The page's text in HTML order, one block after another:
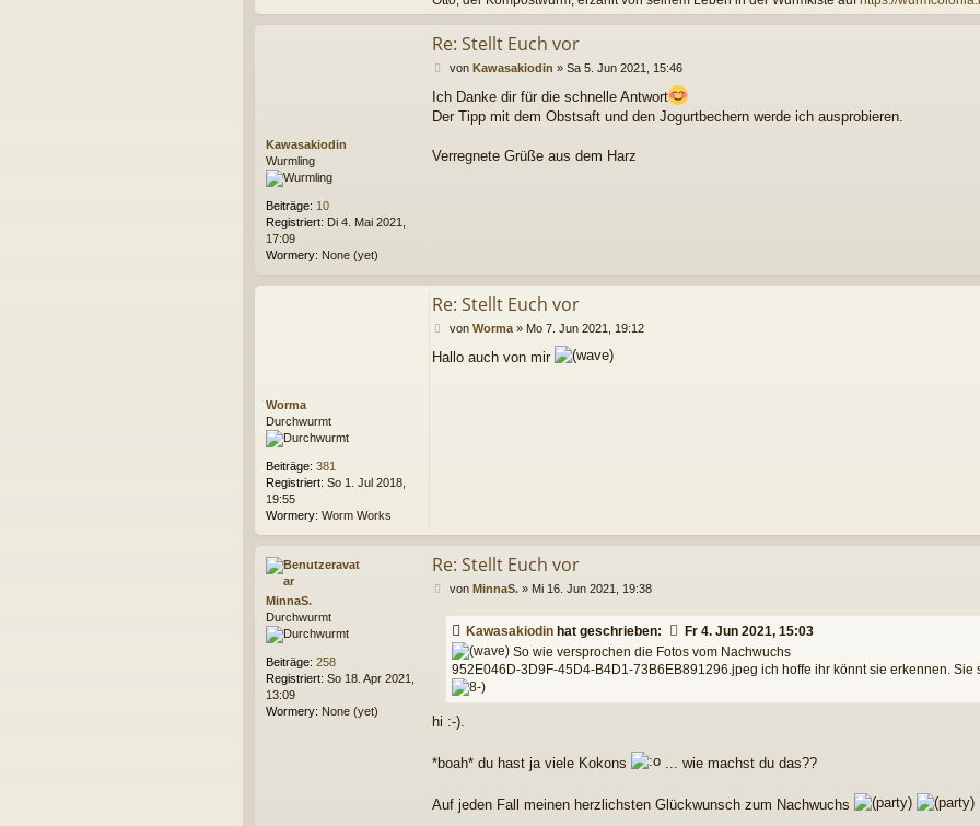
Kawasakiodin
Wurmling
Beiträge: 10
Registriert: Di 4. Mai 2021,
17:09
Wormery: None (yet)
Re: Stellt Euch vor
B
i
t
g
von Kawasakiodin » Sa 5. Jun 2021, 15:46
Ich Danke dir für die schnelle Antwort
Der Tipp mit dem Obstsaft und den Jogurtbechern werde ich ausprobieren.
Verregnete Grüße aus dem Harz
Worma
Durchwurmt
Beiträge: 381
Registriert: So 1. Jul 2018,
19:55
Wormery: Worm Works
Re: Stellt Euch vor
B
i
von Worma» Mo 7. Jun 2021, 19:12
Hallo auch von mir
MinnaS.
Durchwurmt
Beiträge: 258
Registriert: So 18. Apr 2021,
13:09
Wormery: None (yet)
Re: Stellt Euch vor
Bvon MinnaS.» Mi 16. Jun 2021, 19:38
Kawasakiodin hat geschrieben:
Fr 4. Jun 2021, 15:03
So wie versprochen die Fotos vom Nachwuchs
952E046D-3D9F-45D4-B4D1-73B6EB891296.jpeg ich hoffe ihr könnt sie erkennen. Sie
hi :-).
*boah* du hast ja viele Kokons ... wie machst du das??
Auf jeden Fall meinen herzlichsten Glückwunsch zum Nachwuchs